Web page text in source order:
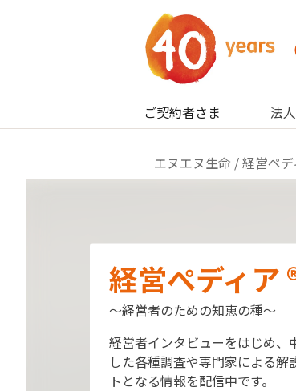
ご契約者さま 法
エヌエヌ生命 / 経営ペ
経営ぺディア
～経営者のための知恵の種～
経営者インタビューをはじめ、
した各種調査や専門家による解
トとなる情報を配信中です。